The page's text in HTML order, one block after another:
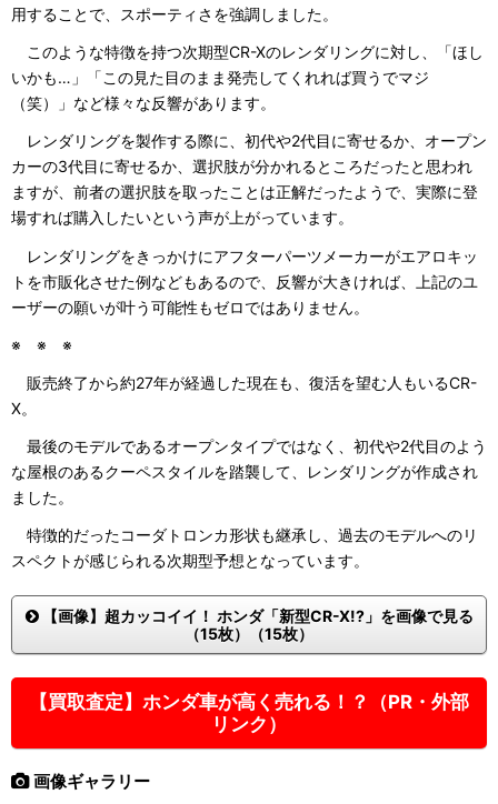
用することで、スポーティさを強調しました。
このような特徴を持つ次期型CR-Xのレンダリングに対し、「ほし
いかも…」「この見た目のまま発売してくれれば買うでマジ
（笑）」など様々な反響があります。
レンダリングを製作する際に、初代や2代目に寄せるか、オープン
カーの3代目に寄せるか、選択肢が分かれるところだったと思われ
ますが、前者の選択肢を取ったことは正解だったようで、実際に登
場すれば購入したいという声が上がっています。
レンダリングをきっかけにアフターパーツメーカーがエアロキッ
トを市販化させた例などもあるので、反響が大きければ、上記のユ
ーザーの願いが叶う可能性もゼロではありません。
※ ※ ※
販売終了から約27年が経過した現在も、復活を望む人もいるCR-
X。
最後のモデルであるオープンタイプではなく、初代や2代目のよう
な屋根のあるクーペスタイルを踏襲して、レンダリングが作成され
ました。
特徴的だったコーダトロンカ形状も継承し、過去のモデルへのリ
スペクトが感じられる次期型予想となっています。
【画像】超カッコイイ！ ホンダ「新型CR-X!?」を画像で見る
（15枚）（15枚）
【買取査定】ホンダ車が高く売れる！？（PR・外部
リンク）
画像ギャラリー